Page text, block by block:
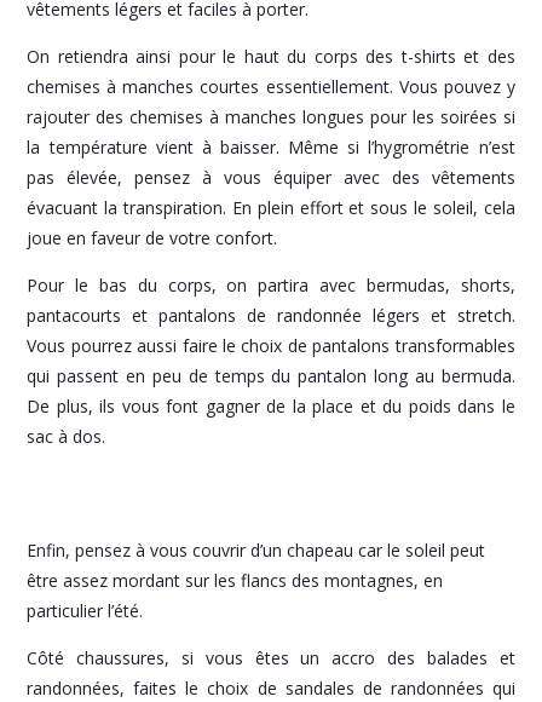
vêtements légers et faciles à porter.
On retiendra ainsi pour le haut du corps des t-shirts et des
chemises à manches courtes essentiellement. Vous pouvez y
rajouter des chemises à manches longues pour les soirées si
la température vient à baisser. Même si l’hygrométrie n’est
pas élevée, pensez à vous équiper avec des vêtements
évacuant la transpiration. En plein effort et sous le soleil, cela
joue en faveur de votre confort.
Pour le bas du corps, on partira avec bermudas, shorts,
pantacourts et pantalons de randonnée légers et stretch.
Vous pourrez aussi faire le choix de pantalons transformables
qui passent en peu de temps du pantalon long au bermuda.
De plus, ils vous font gagner de la place et du poids dans le
sac à dos.
Enfin, pensez à vous couvrir d’un chapeau car le soleil peut
être assez mordant sur les flancs des montagnes, en
particulier l’été.
Côté chaussures, si vous êtes un accro des balades et
randonnées, faites le choix de sandales de randonnées qui